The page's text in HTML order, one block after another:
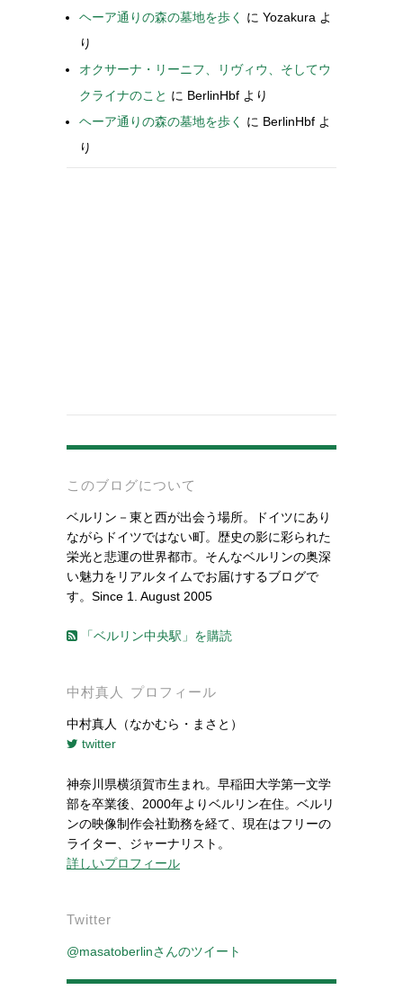
ヘーア通りの森の墓地を歩く
に Yozakura よ
り
オクサーナ・リーニフ、リヴィウ、そしてウ
クライナのこと に BerlinHbf より
ヘーア通りの森の墓地を歩く
に BerlinHbf よ
り
このブログについて
ベルリン－東と西が出会う場所。ドイツにあり
ながらドイツではない町。歴史の影に彩られた
栄光と悲運の世界都市。そんなベルリンの奥深
い魅力をリアルタイムでお届けするブログで
す。Since 1. August 2005
「ベルリン中央駅」を購読
中村真人 プロフィール
中村真人（なかむら・まさと）
twitter
神奈川県横須賀市生まれ。早稲田大学第一文学
部を卒業後、2000年よりベルリン在住。ベルリ
ンの映像制作会社勤務を経て、現在はフリーの
ライター、ジャーナリスト。
詳しいプロフィール
Twitter
@masatoberlinさんのツイート